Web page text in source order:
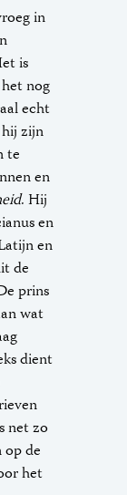
in
is
nog
echt
zijn
te
en
. Hij
en
en
de
prins
wat
dient
net zo
op de
het